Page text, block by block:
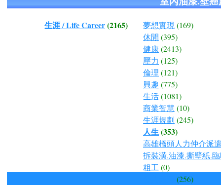
生涯 / Life Career(2165) 夢想實現(169)
休閒 (395)
健康(2413)
壓力 (125)
倫理 (121)
興趣 (775)
生活(1081)
商業智慧 (10)
生涯規劃 (245)
人生(353)
高雄橋頭人力仲介派
拆裝潢.油漆.撕壁紙.
粗工(0)
(256)